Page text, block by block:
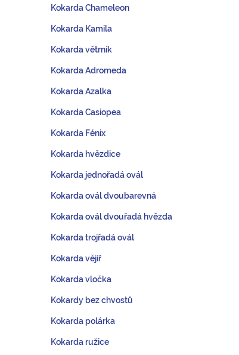
Kokarda Chameleon
Kokarda Kamila
Kokarda větrník
Kokarda Adromeda
Kokarda Azalka
Kokarda Casiopea
Kokarda Fénix
Kokarda hvězdice
Kokarda jednořadá ovál
Kokarda ovál dvoubarevná
Kokarda ovál dvouřadá hvězda
Kokarda trojřadá ovál
Kokarda vějíř
Kokarda vločka
Kokardy bez chvostů
Kokarda polárka
Kokarda ružice